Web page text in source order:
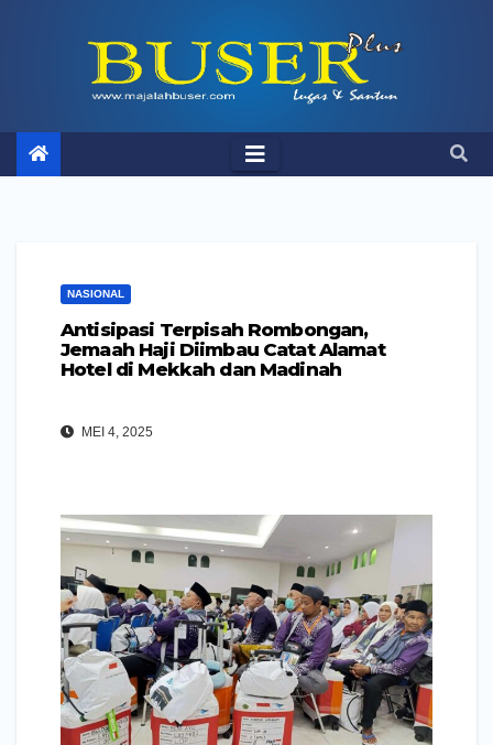
NASIONAL
Antisipasi Terpisah Rombongan,
Jemaah Haji Diimbau Catat Alamat
Hotel di Mekkah dan Madinah
MEI 4, 2025